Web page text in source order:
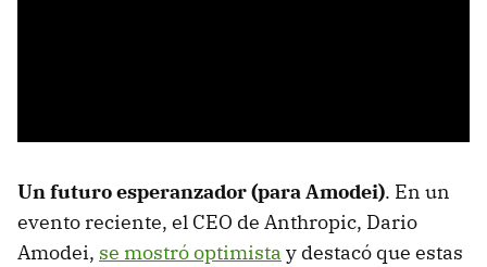
Un futuro esperanzador (para Amodei). En un
evento reciente, el CEO de Anthropic, Dario
Amodei, se mostró optimista y destacó que estas